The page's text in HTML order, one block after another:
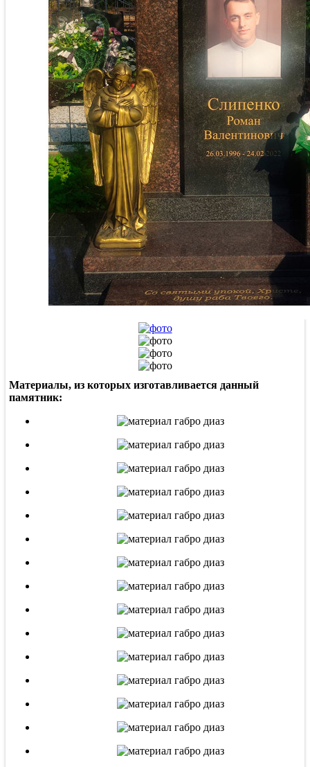
Материалы, из которых изготавливается данный
памятник: